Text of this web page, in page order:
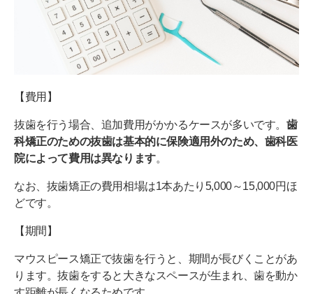
【費用】
抜歯を行う場合、追加費用がかかるケースが多いです。 歯
科矯正のための抜歯は基本的に保険適用外のため、歯科医
院によって費用は異なります。
なお、抜歯矯正の費用相場は1本あたり5,000～15,000円ほ
どです。
【期間】
マウスピース矯正で抜歯を行うと、期間が長びくことがあ
ります。抜歯をすると大きなスペースが生まれ、歯を動か